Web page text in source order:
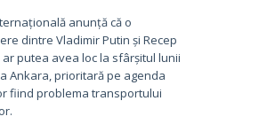
anunță că o
dintre Vladimir Putin și Recep
ar putea avea loc la sfârșitul lunii
Ankara, prioritară pe agenda
fiind problema transportului